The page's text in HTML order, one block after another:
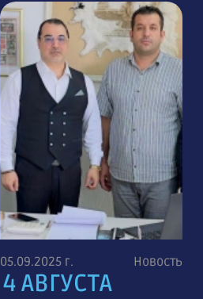
05.09.2025 г. Новость
4 АВГУСТА